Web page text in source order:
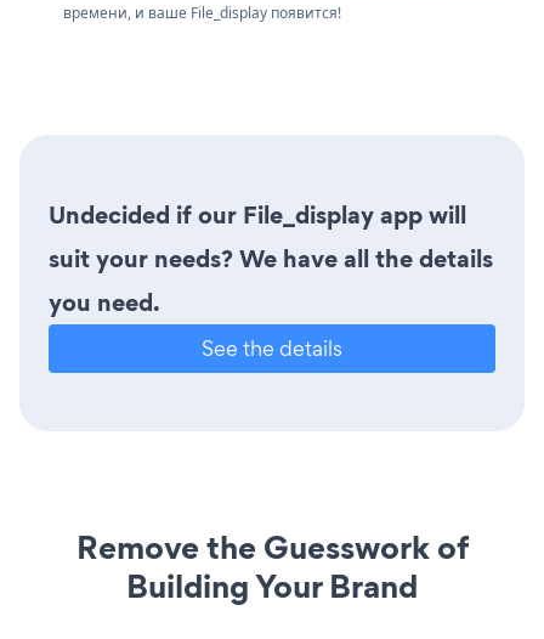
времени, и ваше File_display появится!
Undecided if our File_display app will
suit your needs? We have all the details
you need.
See the details
Remove the Guesswork of
Building Your Brand